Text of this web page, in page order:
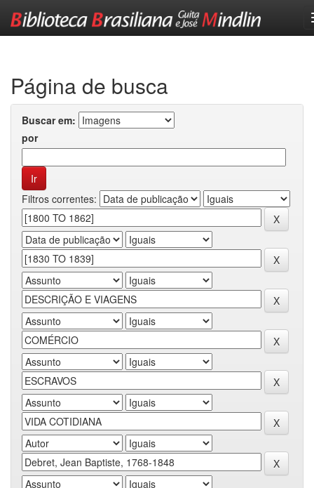
Página de busca
Buscar em:
por
Filtros correntes: